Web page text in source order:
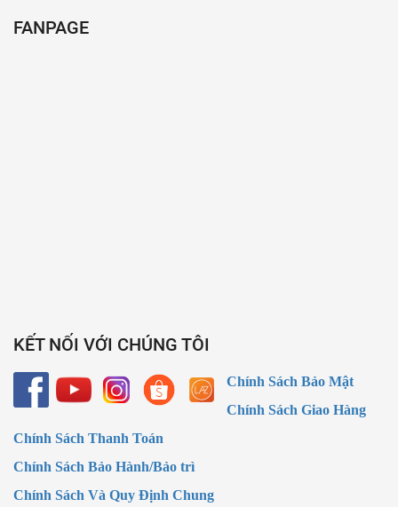
FANPAGE
KẾT NỐI VỚI CHÚNG TÔI
Chính Sách Bảo Mật
Chính Sách Giao Hàng
Chính Sách Thanh Toán
Chính Sách Bảo Hành/Bảo trì
Chính Sách Và Quy Định Chung